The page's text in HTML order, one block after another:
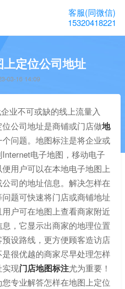
客服(同微信)
15320418221
定位公司地址
03-16 14:09
业不可或缺的线上流量入
公司地址是商铺或门店做地
问题。地图标注是将企业或
电子地图，移动电子
用户可以在本地电子地图上
司的地址信息。解决怎样在
题可快速将门店或商铺地址
户可在地图上查看商家附近
，它显示出商家的地理位置
设路线，更方便顾客造访店
很优越的商家尽早处理怎样
实现门店地图标注尤为重要！
您专业解答怎样在地图上定位